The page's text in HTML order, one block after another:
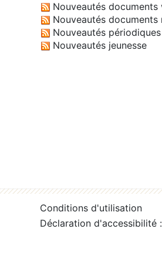
Nouveautés documents
Nouveautés documents
Nouveautés périodiques
Nouveautés jeunesse
Conditions d'utilisation
Déclaration d'accessibilité